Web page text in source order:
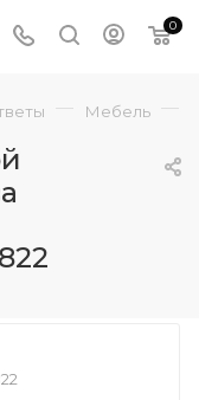
0
— Мебель —